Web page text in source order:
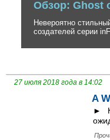
создателей серии
27 июля 2018 года в 14:02
A
►